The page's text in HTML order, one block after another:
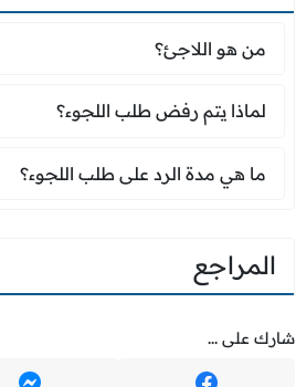
من هو اللاجئ؟
من هو اللاجئ؟
لماذا يتم رفض طلب اللجوء؟
لماذا يتم رفض طلب اللجوء؟
ما هي مدة الرد على طلب اللجوء؟
ما هي مدة الرد على طلب اللجوء؟
المراجع
شارك على ...